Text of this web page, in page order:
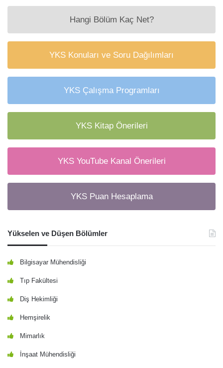
Hangi Bölüm Kaç Net?
YKS Konuları ve Soru Dağılımları
YKS Çalışma Programları
YKS Kitap Önerileri
YKS YouTube Kanal Önerileri
YKS Puan Hesaplama
Yükselen ve Düşen Bölümler
Bilgisayar Mühendisliği
Tıp Fakültesi
Diş Hekimliği
Hemşirelik
Mimarlık
İnşaat Mühendisliği